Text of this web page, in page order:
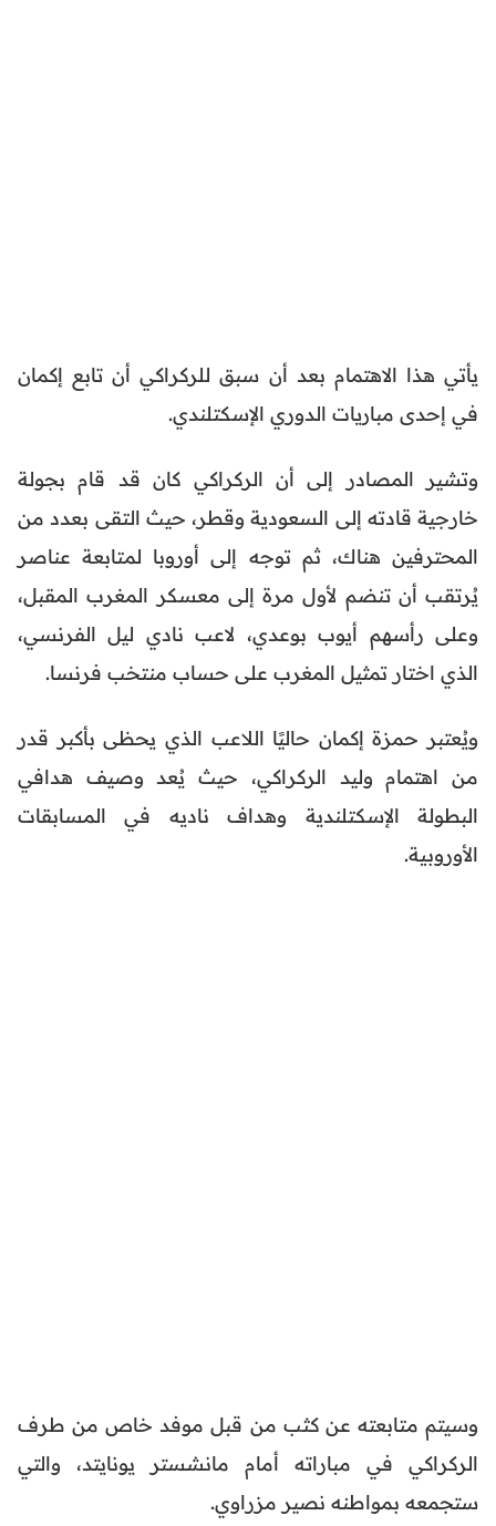
يأتي هذا الاهتمام بعد أن سبق للركراكي أن تابع إكمان
في إحدى مباريات الدوري الإسكتلندي.
وتشير المصادر إلى أن الركراكي كان قد قام بجولة
خارجية قادته إلى السعودية وقطر، حيث التقى بعدد من
المحترفين هناك، ثم توجه إلى أوروبا لمتابعة عناصر
يُرتقب أن تنضم لأول مرة إلى معسكر المغرب المقبل،
وعلى رأسهم أيوب بوعدي، لاعب نادي ليل الفرنسي،
الذي اختار تمثيل المغرب على حساب منتخب فرنسا.
ويُعتبر حمزة إكمان حاليًا اللاعب الذي يحظى بأكبر قدر
من اهتمام وليد الركراكي، حيث يُعد وصيف هدافي
البطولة الإسكتلندية وهداف ناديه في المسابقات
الأوروبية.
وسيتم متابعته عن كثب من قبل موفد خاص من طرف
الركراكي في مباراته أمام مانشستر يونايتد، والتي
ستجمعه بمواطنه نصير مزراوي.